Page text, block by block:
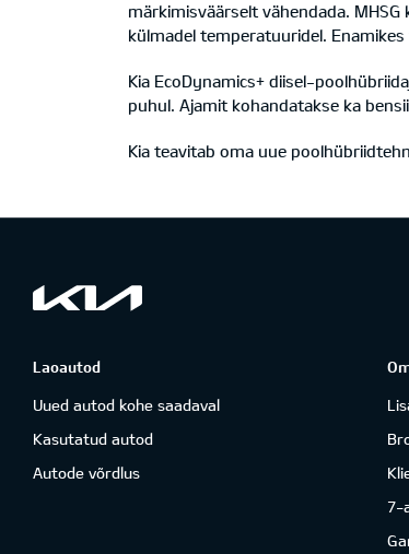
märkimisväärselt vähendada.
külmadel temperatuuridel.
Kia EcoDynamics+ diisel-
puhul. Ajamit kohandatakse ka
Kia teavitab oma uue
Laoautod
Uued autod kohe saadaval
Kasutatud autod
Autode võrdlus
7-